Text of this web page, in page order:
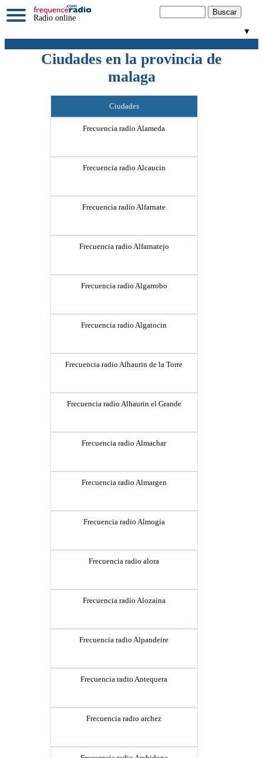
Radio online
▼
Ciudades en la provincia de
malaga
Ciudades
Frecuencia radio Alameda
Frecuencia radio Alcaucin
Frecuencia radio Alfarnate
Frecuencia radio Alfarnatejo
Frecuencia radio Algarrobo
Frecuencia radio Algatocin
Frecuencia radio Alhaurin de la Torre
Frecuencia radio Alhaurin el Grande
Frecuencia radio Almachar
Frecuencia radio Almargen
Frecuencia radio Almogia
Frecuencia radio alora
Frecuencia radio Alozaina
Frecuencia radio Alpandeire
Frecuencia radio Antequera
Frecuencia radio archez